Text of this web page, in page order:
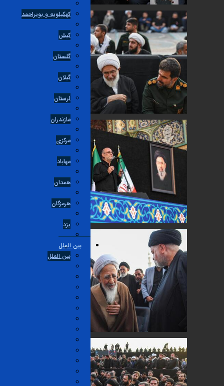
کهکیلویه و بویراحمد
کیش
گلستان
گیلان
لرستان
مازندران
مرکزی
مهاباد
همدان
هرمزگان
بین الملل
بین الملل